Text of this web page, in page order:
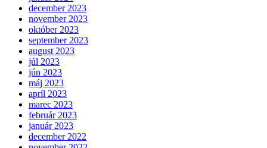
december 2023
november 2023
október 2023
september 2023
august 2023
júl 2023
jún 2023
máj 2023
apríl 2023
marec 2023
február 2023
január 2023
december 2022